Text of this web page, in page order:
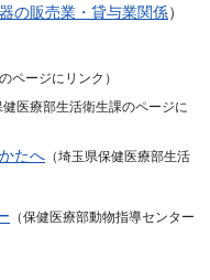
の販売業・貸与業関係）
ページにリンク）
健医療部生活衛生課のページに
たへ （埼玉県保健医療部生活
（保健医療部動物指導センター